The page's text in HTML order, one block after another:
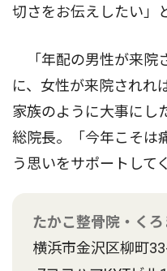
切さをお伝えしたい」
「年配の男性が来院
に、女性が来院されれ
家族のように大事にし
総院長。「今年こそは
う思いをサポートして
たかこ整骨院・く
横浜市金沢区柳町